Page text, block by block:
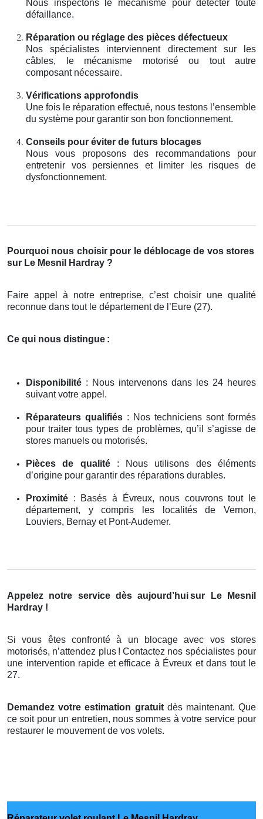
Nous inspectons le mécanisme pour détecter toute
défaillance.
Réparation ou réglage des pièces défectueux
Nos spécialistes interviennent directement sur les
câbles, le mécanisme motorisé ou tout autre
composant nécessaire.
Vérifications approfondis
Une fois le réparation effectué, nous testons l’ensemble
du système pour garantir son bon fonctionnement.
Conseils pour éviter de futurs blocages
Nous vous proposons des recommandations pour
entretenir vos persiennes et limiter les risques de
dysfonctionnement.
Pourquoi nous choisir pour le déblocage de vos stores
sur Le Mesnil Hardray ?
Faire appel à notre entreprise, c’est choisir une qualité
reconnue dans tout le département de l’Eure (27).
Ce qui nous distingue :
Disponibilité : Nous intervenons dans les 24 heures
suivant votre appel.
Réparateurs qualifiés : Nos techniciens sont formés
pour traiter tous types de problèmes, qu’il s’agisse de
stores manuels ou motorisés.
Pièces de qualité: Nous utilisons des éléments
d’origine pour garantir des réparations durables.
Proximité : Basés à Évreux, nous couvrons tout le
département, y compris les localités de Vernon,
Louviers, Bernay et Pont-Audemer.
Appelez notre service dès aujourd’huisur Le Mesnil
Hardray !
Si vous êtes confronté à un blocage avec vos stores
motorisés, n’attendez plus ! Contactez nos spécialistes pour
une intervention rapide et efficace à Évreux et dans tout le
27.
Demandez votre estimation gratuitdès maintenant. Que
ce soit pour un entretien, nous sommes à votre service pour
restaurer le mouvement de vos volets.